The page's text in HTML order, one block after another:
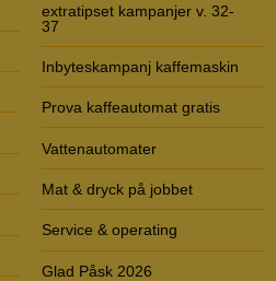
extratipset kampanjer v. 32-
37
Inbyteskampanj kaffemaskin
Prova kaffeautomat gratis
Vattenautomater
Mat & dryck på jobbet
Service & operating
Glad Påsk 2026